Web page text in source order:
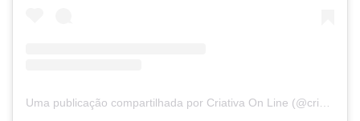
Uma publicação compartilhada por Criativa On Line (@criativa.online)